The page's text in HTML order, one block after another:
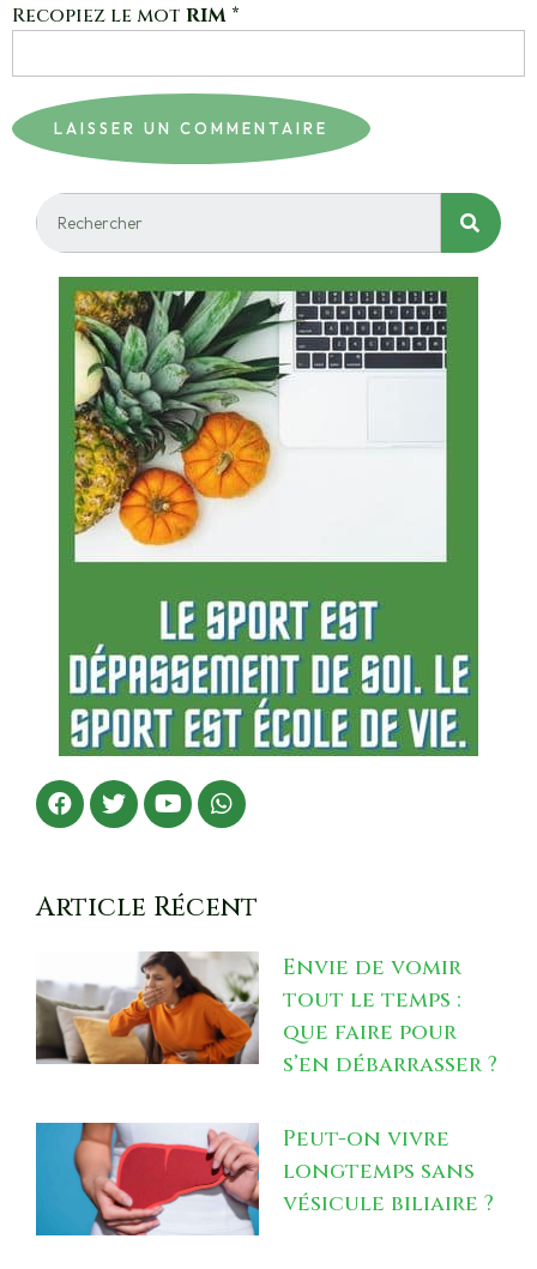
Recopiez le mot RIM *
Article Récent
Envie de vomir
tout le temps :
que faire pour
s’en débarrasser ?
Peut-on vivre
longtemps sans
vésicule biliaire ?